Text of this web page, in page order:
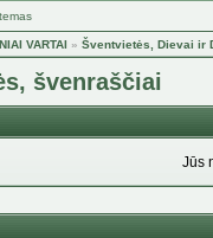
VARTAI » Šventvietės, Dievai ir
švenraščiai
Jūs